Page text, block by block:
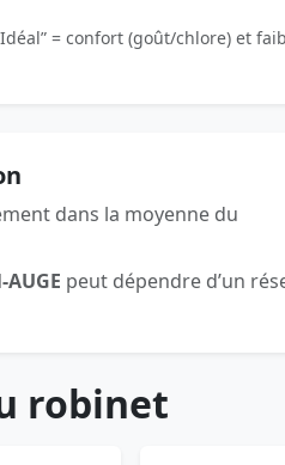
= confort (goût/chlore) et
dans la moyenne du
AUGE peut dépendre d’un
robinet